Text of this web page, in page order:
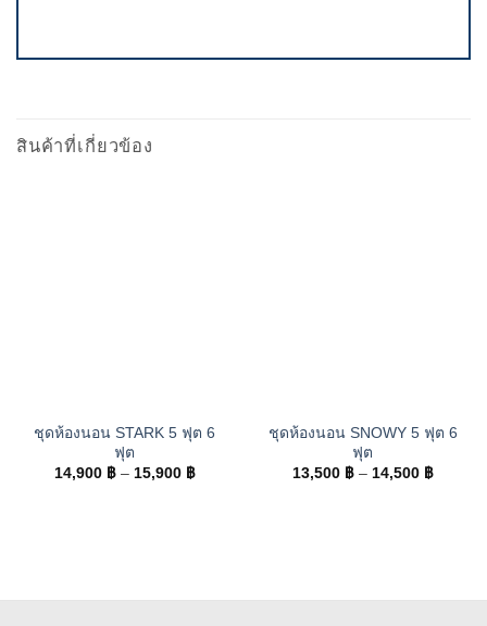
สินค้าที่เกี่ยวข้อง
ชุดห้องนอน STARK 5 ฟุต 6
ฟุต
14,900 ฿ – 15,900 ฿Price
ชุดห้องนอน SNOWY 5 ฟุต 6
ฟุต
13,500 ฿ – 14,500 ฿Price